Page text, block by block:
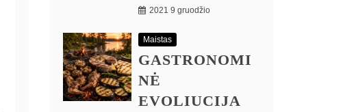
2021 9 gruodžio
Maistas
GASTRONOMI
NĖ
EVOLIUCIJA